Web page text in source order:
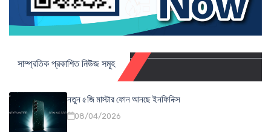
সাম্প্রতিক প্রকাশিত নিউজ সমূহ
নতুন ৫জি মাস্টার ফোন আনছে ইনফিনিক্স
08/04/2026